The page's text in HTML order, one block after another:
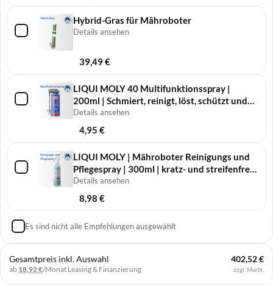
Hybrid-Gras für Mähroboter
Details ansehen
39,49€
LIQUI MOLY 40 Multifunktionsspray |
200ml | Schmiert, reinigt, löst, schützt und
pflegt
Details ansehen
4,95 €
LIQUI MOLY | Mähro­boter Reini­gungs und
Pfle­ge­spray | 300ml | kratz- und streifenfreie
Reinigung
Details ansehen
8,98 €
Es sind nicht alle Empfehlungen ausgewählt
Gesamtpreis inkl. Auswahl
ab 18,92 €/Monat Leasing & Finanzierung
402,52 €
zzgl. MwSt.